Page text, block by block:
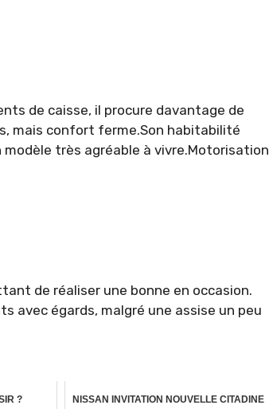
de caisse, il procure davantage de
mais confort ferme.Son habitabilité
très agréable à vivre.Motorisation
de réaliser une bonne en occasion.
avec égards, malgré une assise un peu
? NISSAN INVITATION NOUVELLE CITADINE